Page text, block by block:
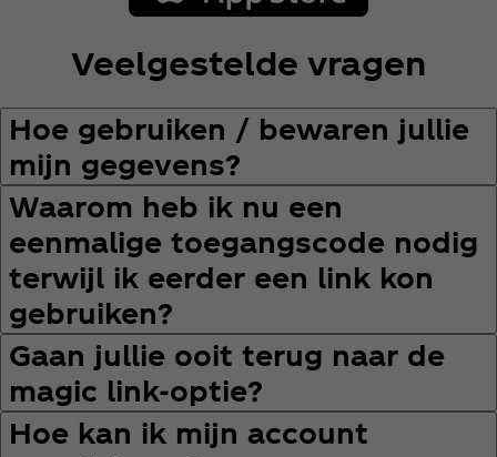
Veelgestelde vragen
Hoe gebruiken / bewaren jullie
mijn gegevens?
Waarom heb ik nu een
eenmalige toegangscode nodig
terwijl ik eerder een link kon
gebruiken?
Gaan jullie ooit terug naar de
magic link‑optie?
Hoe kan ik mijn account